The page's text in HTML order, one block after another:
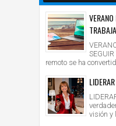
remoto se ha
visión y